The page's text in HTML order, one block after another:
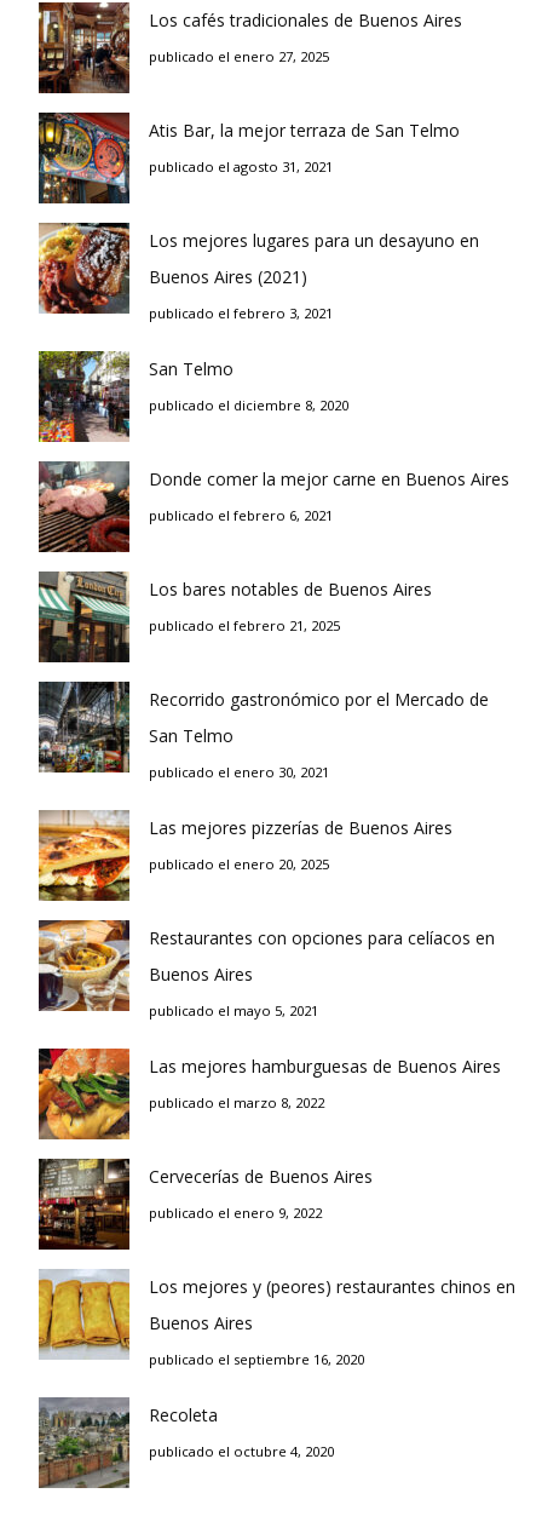
Los cafés tradicionales de Buenos Aires
publicado el enero 27, 2025
Atis Bar, la mejor terraza de San Telmo
publicado el agosto 31, 2021
Los mejores lugares para un desayuno en
Buenos Aires (2021)
publicado el febrero 3, 2021
San Telmo
publicado el diciembre 8, 2020
Donde comer la mejor carne en Buenos Aires
publicado el febrero 6, 2021
Los bares notables de Buenos Aires
publicado el febrero 21, 2025
Recorrido gastronómico por el Mercado de
San Telmo
publicado el enero 30, 2021
Las mejores pizzerías de Buenos Aires
publicado el enero 20, 2025
Restaurantes con opciones para celíacos en
Buenos Aires
publicado el mayo 5, 2021
Las mejores hamburguesas de Buenos Aires
publicado el marzo 8, 2022
Cervecerías de Buenos Aires
publicado el enero 9, 2022
Los mejores y (peores) restaurantes chinos en
Buenos Aires
publicado el septiembre 16, 2020
Recoleta
publicado el octubre 4, 2020